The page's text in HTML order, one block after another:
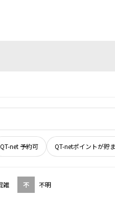
QT-net 予約可 QT-netポイントが貯
雑 不 不明